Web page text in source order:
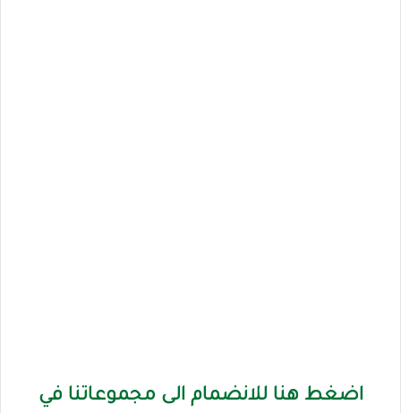
اضغط هنا للانضمام الى مجموعاتنا في